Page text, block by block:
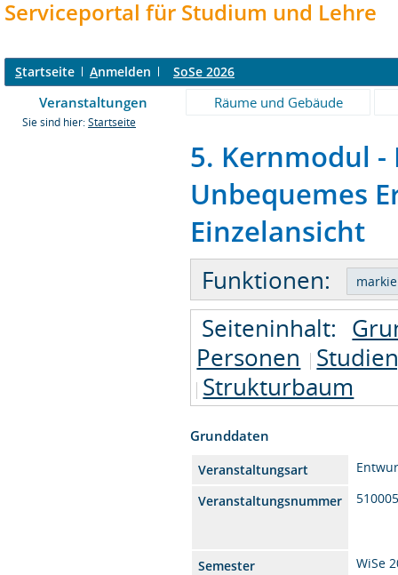
Serviceportal für Studium und Lehre
Startseite Anmelden SoSe 2026
Veranstaltungen Räume und Gebäude
Sie sind hier: Startseite
5. Kernmodul
Unbequemes
Einzelansicht
Funktionen:
Seiteninhalt:
Personen
Strukturbaum
Grunddaten
Veranstaltungsart
Veranstaltungsnummer
Semester
WiSe